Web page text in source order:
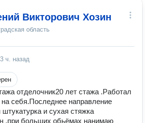
Викторович Хозин
область
ч. назад
отделочник20 лет стажа .Работал
на себя.Последнее направление
и сухая стяжка
,при больших обьёмах нанимаю